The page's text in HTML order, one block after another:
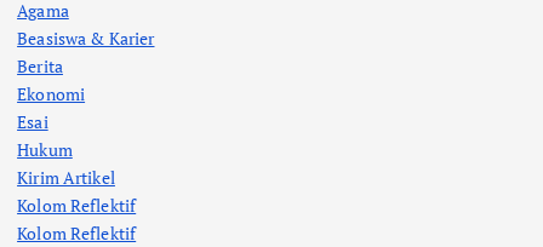
Agama
Beasiswa & Karier
Berita
Ekonomi
Esai
Hukum
Kirim Artikel
Kolom Reflektif
Kolom Reflektif